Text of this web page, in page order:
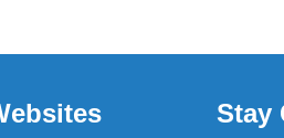
Stay